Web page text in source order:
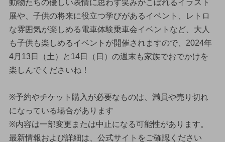
動物たちの優しい表情に思わず笑みがこぼれるイラスト
展や、子供の将来に役立つ学びがあるイベント、レトロ
な雰囲気が楽しめる電車体験乗車会イベントなど、大人
も子供も楽しめるイベントが開催されますので、2024年
4月13日（土）と14日（日）の週末も家族でおでかけを
楽しんでくださいね！
※予約やチケット購入が必要なものは、満員や売り切れ
になっている場合があります
※内容は一部変更または中止になる可能性があります。
最新情報および詳細は、公式サイトをご確認ください